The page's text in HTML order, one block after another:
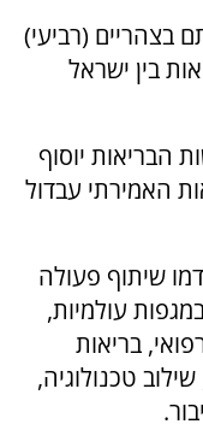
בצהריים (רביעי)
בין ישראל
הבריאות יוסוף
האמירתי עבדול
שיתוף פעולה
עולמיות,
בריאות
טכנולוגיה,